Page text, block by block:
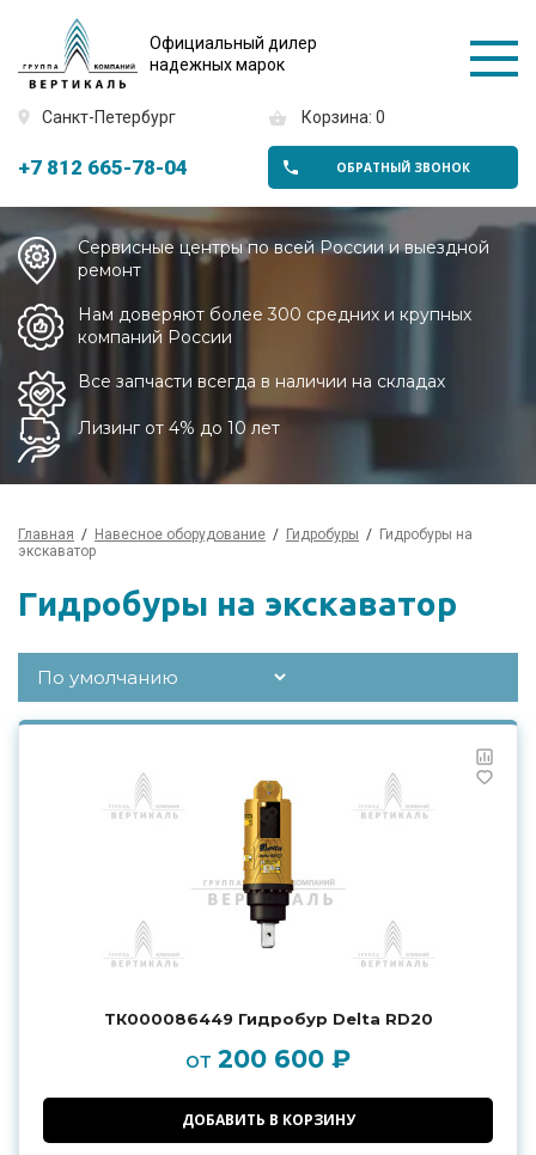
Официальный дилер
надежных марок
Санкт-Петербург Корзина: 0
+7 812 665-78-04 ОБРАТНЫЙ ЗВОНОК
Сервисные центры по всей России и выездной
ремонт
Нам доверяют более 300 средних и крупных
компаний России
Все запчасти всегда в наличии на складах
Лизинг от 4% до 10 лет
Главная Навесное оборудование Гидробуры
Гидробуры на
экскаватор
Гидробуры на экскаватор
ТК000086449 Гидробур Delta RD20
от 200 600 ₽
ДОБАВИТЬ В КОРЗИНУ